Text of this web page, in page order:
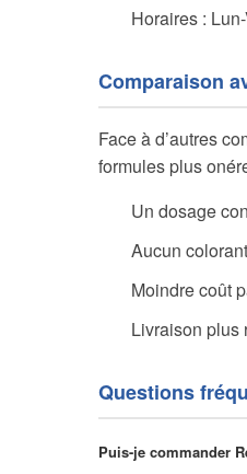
Horaires :
Comparaison
Face à d’autres
formules plus
Un dosage
Aucun
Moindre coût
Livraison plus
Questions
Puis-je commander